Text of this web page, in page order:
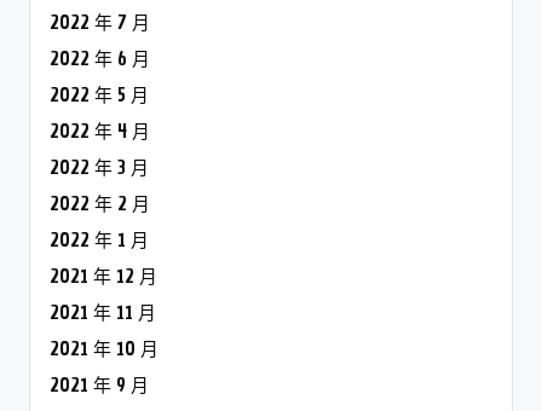
2022 年 7 月
2022 年 6 月
2022 年 5 月
2022 年 4 月
2022 年 3 月
2022 年 2 月
2022 年 1 月
2021 年 12 月
2021 年 11 月
2021 年 10 月
2021 年 9 月